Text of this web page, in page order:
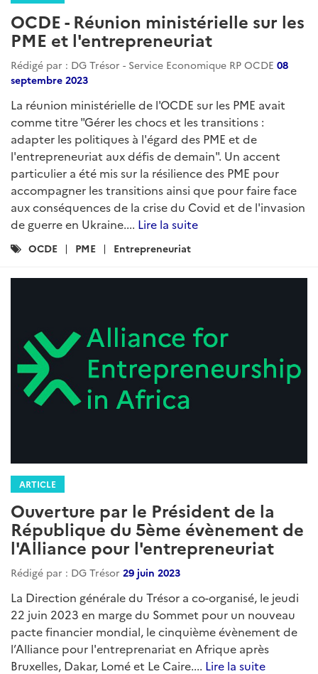
OCDE - Réunion ministérielle sur les
PME et l'entrepreneuriat
Rédigé par : DG Trésor - Service Economique RP OCDE 08
septembre 2023
La réunion ministérielle de l'OCDE sur les PME avait
comme titre "Gérer les chocs et les transitions :
adapter les politiques à l'égard des PME et de
l'entrepreneuriat aux défis de demain". Un accent
particulier a été mis sur la résilience des PME pour
accompagner les transitions ainsi que pour faire face
aux conséquences de la crise du Covid et de l'invasion
de guerre en Ukraine.... Lire la suite
Catégories
OCDE PME Entrepreneuriat
ARTICLE
Ouverture par le Président de la
République du 5ème évènement de
l'Alliance pour l'entrepreneuriat
Rédigé par : DG Trésor 29 juin 2023
La Direction générale du Trésor a co-organisé, le jeudi
22 juin 2023 en marge du Sommet pour un nouveau
pacte financier mondial, le cinquième évènement de
l’Alliance pour l'entreprenariat en Afrique après
Bruxelles, Dakar, Lomé et Le Caire.... Lire la suite